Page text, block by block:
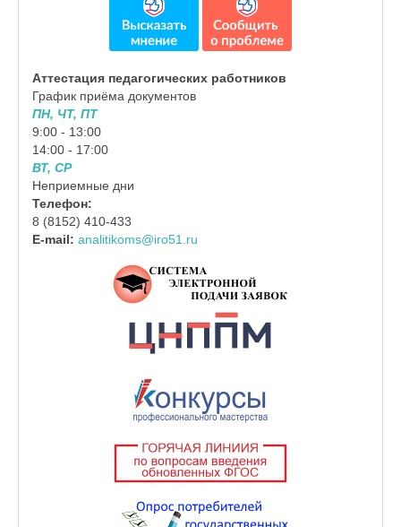
Аттестация педагогических работников
График приёма документов
ПН, ЧТ, ПТ
9:00 - 13:00
14:00 - 17:00
ВТ, СР
Неприемные дни
Телефон:
8 (8152) 410-433
E-mail: analitikoms@iro51.ru